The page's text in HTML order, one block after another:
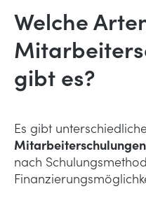
Welche
gibt es?
Es gibt
Mitarbeiterschulungen
nach